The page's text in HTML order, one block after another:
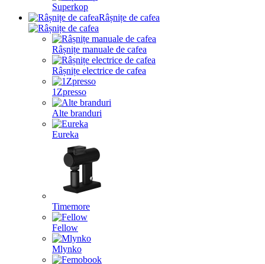
Superkop
Râșnițe de cafea
Râșnițe manuale de cafea
Râșnițe electrice de cafea
1Zpresso
Alte branduri
Eureka
Timemore
Fellow
Mlynko